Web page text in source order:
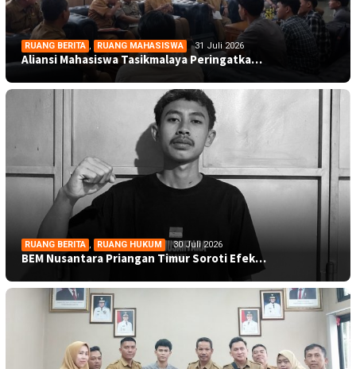
RUANG BERITA , RUANG MAHASISWA 31 Juli 2026
Aliansi Mahasiswa Tasikmalaya Peringatka…
RUANG BERITA , RUANG HUKUM 30 Juli 2026
BEM Nusantara Priangan Timur Soroti Efek…